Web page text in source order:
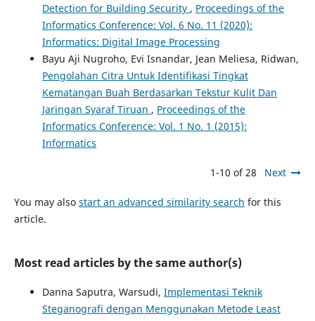
Detection for Building Security , Proceedings of the
Informatics Conference: Vol. 6 No. 11 (2020):
Informatics: Digital Image Processing
Bayu Aji Nugroho, Evi Isnandar, Jean Meliesa, Ridwan,
Pengolahan Citra Untuk Identifikasi Tingkat
Kematangan Buah Berdasarkan Tekstur Kulit Dan
Jaringan Syaraf Tiruan , Proceedings of the
Informatics Conference: Vol. 1 No. 1 (2015):
Informatics
1-10 of 28 Next
You may also start an advanced similarity search for this
article.
Most read articles by the same author(s)
Danna Saputra, Warsudi, Implementasi Teknik
Steganografi dengan Menggunakan Metode Least